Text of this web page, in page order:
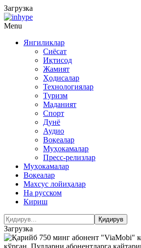
Загрузка
Menu
Янгиликлар
Сиёсат
Иқтисод
Жамият
Ҳодисалар
Технологиялар
Туризм
Маданият
Спорт
Дунё
Аудио
Воқеалар
Муҳокамалар
Пресс-релизлар
Муҳокамалар
Воқеалар
Махсус лойиҳалар
На русском
Кириш
Загрузка